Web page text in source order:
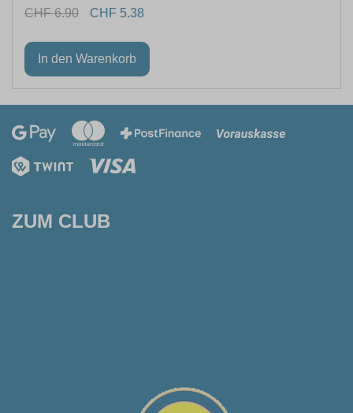
CHF 6.90
CHF 5.38
ZUM CLUB